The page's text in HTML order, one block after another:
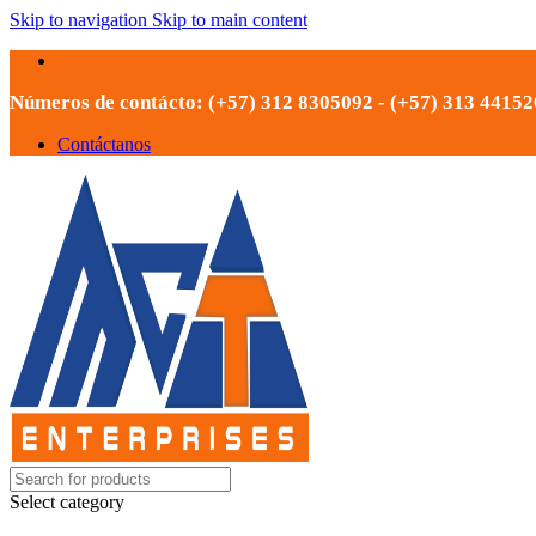
Skip to navigation Skip to main content
Números de contácto: (+57) 312 8305092 - (+57) 313
Contáctanos
Select category